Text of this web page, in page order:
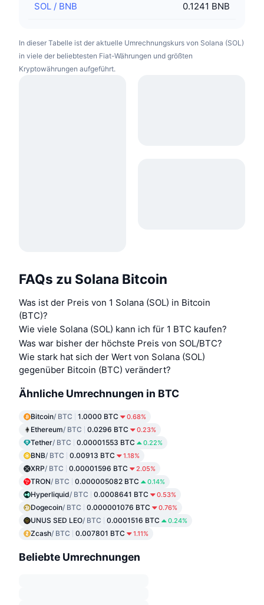
SOL / BNB 0.1241 BNB
In dieser Tabelle ist der aktuelle Umrechnungskurs von Solana (SOL)
in viele der beliebtesten Fiat-Währungen und größten
Kryptowährungen aufgeführt.
FAQs zu Solana Bitcoin
Was ist der Preis von 1 Solana (SOL) in Bitcoin
(BTC)?
Wie viele Solana (SOL) kann ich für 1 BTC kaufen?
Was war bisher der höchste Preis von SOL/BTC?
Wie stark hat sich der Wert von Solana (SOL)
gegenüber Bitcoin (BTC) verändert?
Ähnliche Umrechnungen in BTC
Bitcoin/ BTC 1.0000 BTC 0.68%
Ethereum/ BTC 0.0296 BTC 0.23%
Tether/ BTC 0.00001553 BTC 0.22%
BNB/ BTC 0.00913 BTC 1.18%
XRP/ BTC 0.00001596 BTC 2.05%
TRON/ BTC 0.000005082 BTC 0.14%
Hyperliquid/ BTC 0.0008641 BTC 0.53%
Dogecoin/ BTC 0.000001076 BTC 0.76%
UNUS SED LEO/ BTC 0.0001516 BTC 0.24%
Zcash/ BTC 0.007801 BTC 1.11%
Beliebte Umrechnungen